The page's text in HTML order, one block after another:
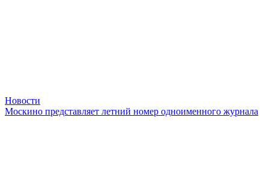
Новости
Москино представляет летний номер одноименного журнала